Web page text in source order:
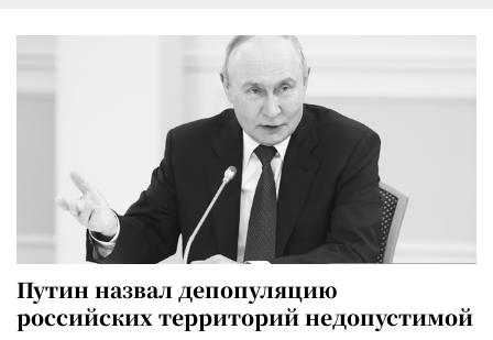
Путин назвал депопуляцию
российских территорий недопустимой